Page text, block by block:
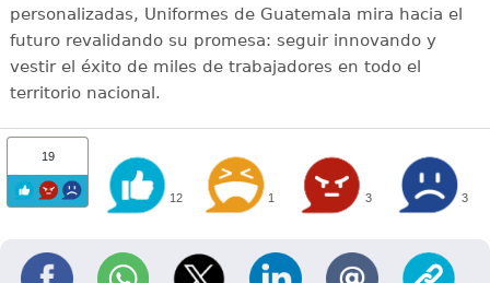
personalizadas, Uniformes de Guatemala mira hacia el
futuro revalidando su promesa: seguir innovando y
vestir el éxito de miles de trabajadores en todo el
territorio nacional.
19
12 1 3 3